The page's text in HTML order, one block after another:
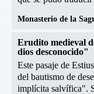
Monasterio de la
Erudito medieval
dios desconocido"
Este pasaje de
del bautismo de
implícita salvífica".